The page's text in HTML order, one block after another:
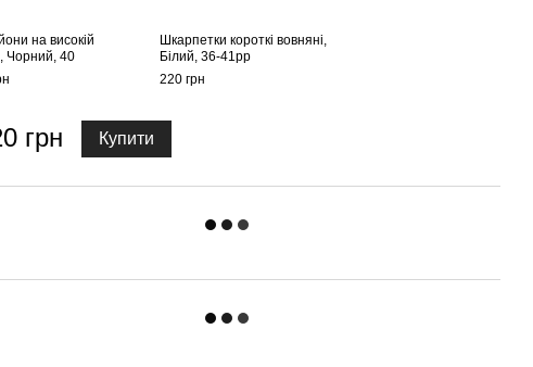
на високій
Чорний, 40
Шкарпетки короткі вовняні,
Білий, 36-41рр
220 грн
грн Купити